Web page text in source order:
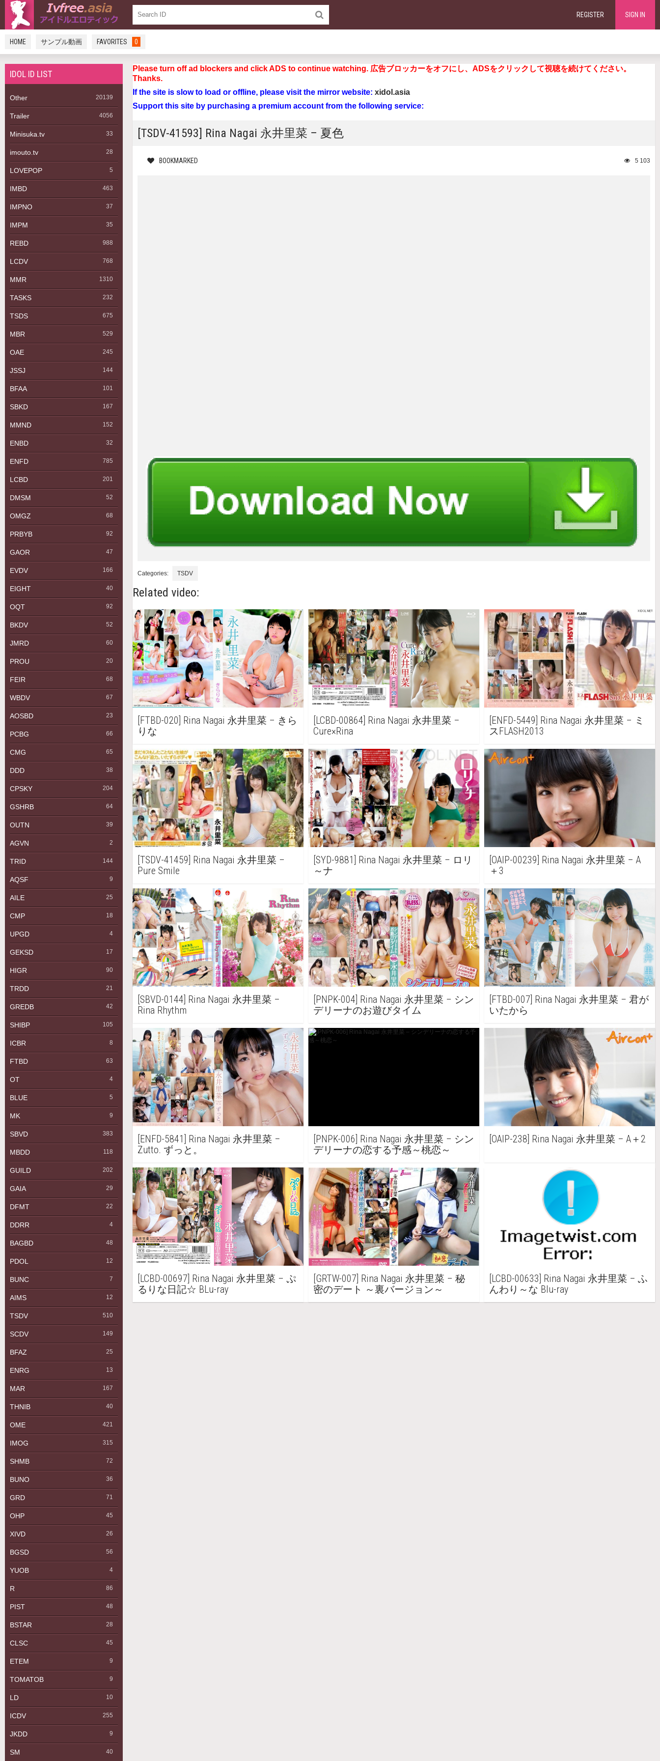
REGISTER SIGN IN
HOME サンプル動画 FAVORITES 0
IDOL ID LIST
Other 20139
Trailer 4056
Minisuka.tv 33
imouto.tv 28
LOVEPOP 5
IMBD 463
IMPNO 37
IMPM 35
REBD 988
LCDV 768
MMR 1310
TASKS 232
TSDS 675
MBR 529
OAE 245
JSSJ 144
BFAA 101
SBKD 167
MMND 152
ENBD 32
ENFD 785
LCBD 201
DMSM 52
OMGZ 68
PRBYB 92
GAOR 47
EVDV 166
EIGHT 40
OQT 92
BKDV 52
JMRD 60
PROU 20
FEIR 68
WBDV 67
AOSBD 23
PCBG 66
CMG 65
DDD 38
CPSKY 204
GSHRB 64
OUTN 39
AGVN 2
TRID 144
AQSF 9
AILE 25
CMP 18
UPGD 4
GEKSD 17
HIGR 90
TRDD 21
GREDB 42
SHIBP 105
ICBR 8
FTBD 63
OT 4
BLUE 5
MK 9
SBVD 383
MBDD 118
GUILD 202
GAIA 29
DFMT 22
DDRR 4
BAGBD 48
PDOL 12
BUNC 7
AIMS 12
TSDV 510
SCDV 149
BFAZ 25
ENRG 13
MAR 167
THNIB 40
OME 421
IMOG 315
SHMB 72
BUNO 36
GRD 71
OHP 45
XIVD 26
BGSD 56
YUOB 4
R 86
PIST 48
BSTAR 28
CLSC 45
ETEM 9
TOMATOB 9
LD 10
ICDV 255
JKDD 9
SM 40
Please turn off ad blockers and click ADS to continue watching. 広告ブロッカーをオフにし、ADSをクリックして視聴を続けてください。
Thanks.
If the site is slow to load or offline, please visit the mirror website: xidol.asia
Support this site by purchasing a premium account from the following service:
[TSDV-41593] Rina Nagai 永井里菜 – 夏色
BOOKMARKED 5 103
Categories: TSDV
Related video:
[FTBD-020] Rina Nagai 永井里菜 – きら
りな
[LCBD-00864] Rina Nagai 永井里菜 –
Cure×Rina
[ENFD-5449] Rina Nagai 永井里菜 – ミ
スFLASH2013
[TSDV-41459] Rina Nagai 永井里菜 –
Pure Smile
[SYD-9881] Rina Nagai 永井里菜 – ロリ
～ナ
[OAIP-00239] Rina Nagai 永井里菜 – A
＋3
[SBVD-0144] Rina Nagai 永井里菜 –
Rina Rhythm
[PNPK-004] Rina Nagai 永井里菜 – シン
デリーナのお遊びタイム
[FTBD-007] Rina Nagai 永井里菜 – 君が
いたから
[ENFD-5841] Rina Nagai 永井里菜 –
Zutto. ずっと。
[PNPK-006] Rina Nagai 永井里菜 – シン
デリーナの恋する予感～桃恋～
[OAIP-238] Rina Nagai 永井里菜 – A＋2
[LCBD-00697] Rina Nagai 永井里菜 – ぷ
るりな日記☆ BLu-ray
[GRTW-007] Rina Nagai 永井里菜 – 秘
密のデート ～裏バージョン～
[LCBD-00633] Rina Nagai 永井里菜 – ふ
んわり～な Blu-ray